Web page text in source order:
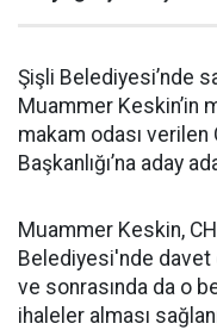
Şişli Belediyesi’nde
Muammer Keskin’in
makam odası verilen
Başkanlığı’na aday
Muammer Keskin,
Belediyesi'nde davet
ve sonrasında da o
ihaleler alması